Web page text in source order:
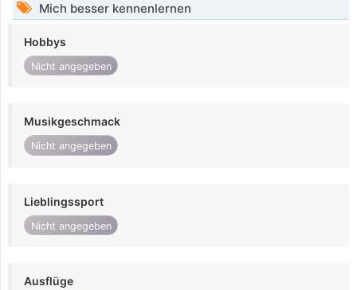
Mich besser kennenlernen
Hobbys
Nicht angegeben
Musikgeschmack
Nicht angegeben
Lieblingssport
Nicht angegeben
Ausflüge